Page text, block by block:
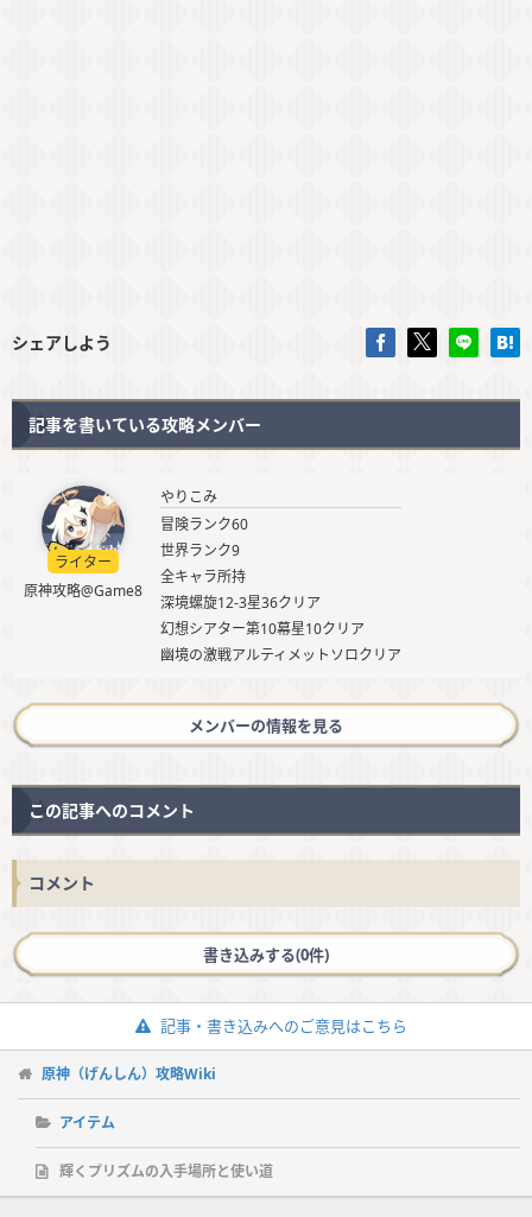
シェアしよう
記事を書いている攻略メンバー
ライター
原神攻略@Game8
やりこみ
冒険ランク60
世界ランク9
全キャラ所持
深境螺旋12-3星36クリア
幻想シアター第10幕星10クリア
幽境の激戦アルティメットソロクリア
メンバーの情報を見る
この記事へのコメント
コメント
書き込みする(0件)
記事・書き込みへのご意見はこちら
原神（げんしん）攻略Wiki
アイテム
輝くプリズムの入手場所と使い道